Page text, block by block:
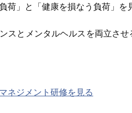
荷」と「健康を損なう負荷」
スとメンタルヘルスを両立さ
ネジメント研修を見る